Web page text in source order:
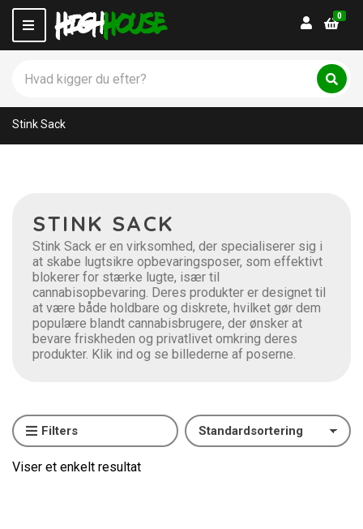
M
e
u
t
e
g
r
o
S
Login
0
Stink Sack
STINK SACK
Stink Sack er en virksomhed, der specialiserer sig i
at skabe lugtsikre opbevaringsposer, som effektivt
blokerer for stærke lugte, især til
cannabisopbevaring. Deres produkter er designet til
at være både holdbare og diskrete, hvilket gør dem
populære blandt cannabisbrugere, der ønsker at
bevare friskheden og privatlivet omkring deres
produkter. Klik ind og se billederne af poserne.
Filters
Viser et enkelt resultat